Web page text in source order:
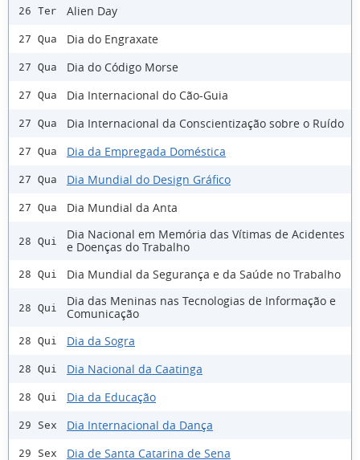
26 Ter Alien Day
27 Qua Dia do Engraxate
27 Qua Dia do Código Morse
27 Qua Dia Internacional do Cão-Guia
27 Qua Dia Internacional da Conscientização sobre o Ruído
27 Qua Dia da Empregada Doméstica
27 Qua Dia Mundial do Design Gráfico
27 Qua Dia Mundial da Anta
28 Qui
Dia Nacional em Memória das Vítimas de Acidentes
e Doenças do Trabalho
28 Qui Dia Mundial da Segurança e da Saúde no Trabalho
28 Qui
Dia das Meninas nas Tecnologias de Informação e
Comunicação
28 Qui Dia da Sogra
28 Qui Dia Nacional da Caatinga
28 Qui Dia da Educação
29 Sex Dia Internacional da Dança
29 Sex Dia de Santa Catarina de Sena